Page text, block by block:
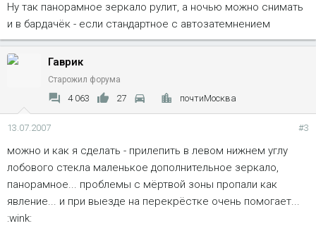
Ну так панорамное зеркало рулит, а ночью можно снимать
и в бардачёк - если стандартное с автозатемнением
Гаврик
Старожил форума
4 063 27 почтиМосква
13.07.2007 #3
можно и как я сделать - прилепить в левом нижнем углу
лобового стекла маленькое дополнительное зеркало,
панорамное... проблемы с мёртвой зоны пропали как
явление... и при выезде на перекрёстке очень помогает...
:wink: